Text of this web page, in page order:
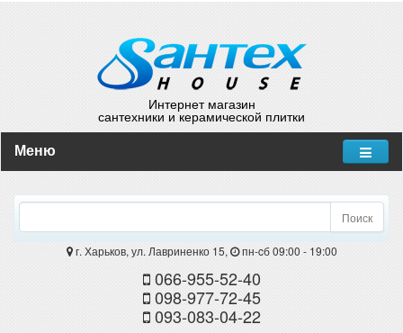
Интернет магазин
сантехники и керамической плитки
Меню
Поиск
г. Харьков, ул. Лавриненко 15, пн-cб 09:00 - 19:00
066-955-52-40
098-977-72-45
093-083-04-22